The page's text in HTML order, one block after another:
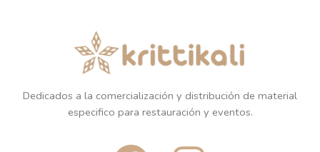
Dedicados a la comercialización y distribución de material
especifico para restauración y eventos.